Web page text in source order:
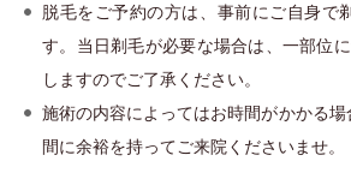
脱毛をご予約の方は、事前にご自身で
す。当日剃毛が必要な場合は、一部位
しますのでご了承ください。
施術の内容によってはお時間がかかる
間に余裕を持ってご来院くださいませ。